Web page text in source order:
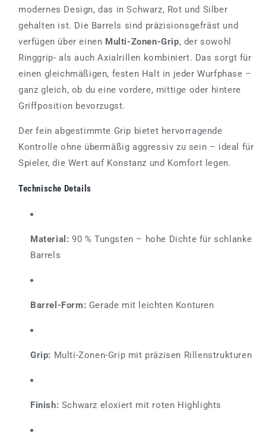
modernes Design, das in Schwarz, Rot und Silber
gehalten ist. Die Barrels sind präzisionsgefräst und
verfügen über einen Multi-Zonen-Grip, der sowohl
Ringgrip- als auch Axialrillen kombiniert. Das sorgt für
einen gleichmäßigen, festen Halt in jeder Wurfphase –
ganz gleich, ob du eine vordere, mittige oder hintere
Griffposition bevorzugst.
Der fein abgestimmte Grip bietet hervorragende
Kontrolle ohne übermäßig aggressiv zu sein – ideal für
Spieler, die Wert auf Konstanz und Komfort legen.
Technische Details
Material: 90 % Tungsten – hohe Dichte für schlanke
Barrels
Barrel-Form: Gerade mit leichten Konturen
Grip: Multi-Zonen-Grip mit präzisen Rillenstrukturen
Finish: Schwarz eloxiert mit roten Highlights